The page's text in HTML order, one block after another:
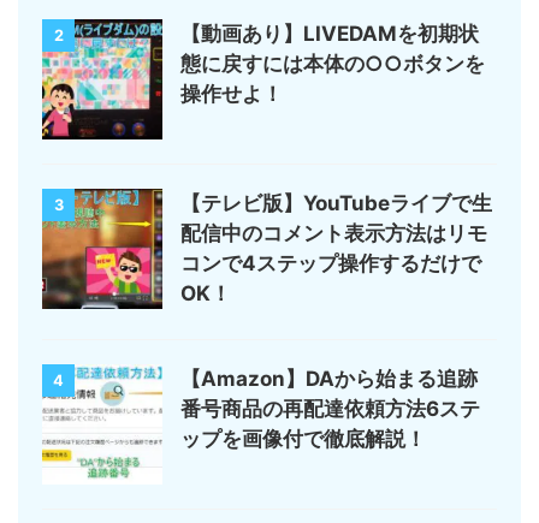
2
【動画あり】LIVEDAMを初期状
態に戻すには本体の○○ボタンを
操作せよ！
3
【テレビ版】YouTubeライブで生
配信中のコメント表示方法はリモ
コンで4ステップ操作するだけで
OK！
4
【Amazon】DAから始まる追跡
番号商品の再配達依頼方法6ステ
ップを画像付で徹底解説！